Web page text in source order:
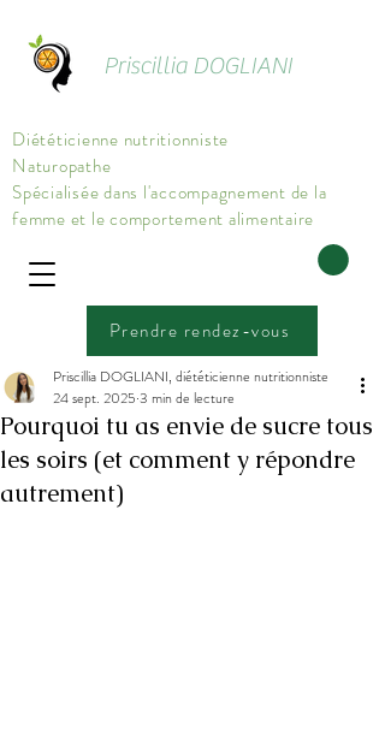
Priscillia DOGLIANI
Prendre rendez-vous
Diététicienne nutritionniste
Naturopathe
Spécialisée dans l'accompagnement de la
femme et le comportement alimentaire
Pourquoi tu as envie de sucre tous
les soirs (et comment y répondre
autrement)
Priscillia DOGLIANI, diététicienne nutritionniste
24 sept. 2025 3 min de lecture